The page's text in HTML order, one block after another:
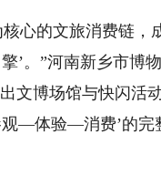
的文旅消费链，
’。”河南新乡市博
文博场馆与快闪
—体验—消费’的